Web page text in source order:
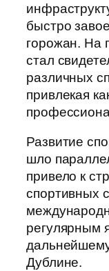
быстро
горожан. На
стал
различных
привлекая
Развитие
шло
привело к
спортивных
регулярным
Дублине.